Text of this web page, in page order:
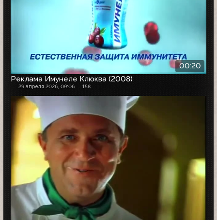
00:20
Реклама Имунеле Клюква (2008)
29 апреля 2026, 09:06 158